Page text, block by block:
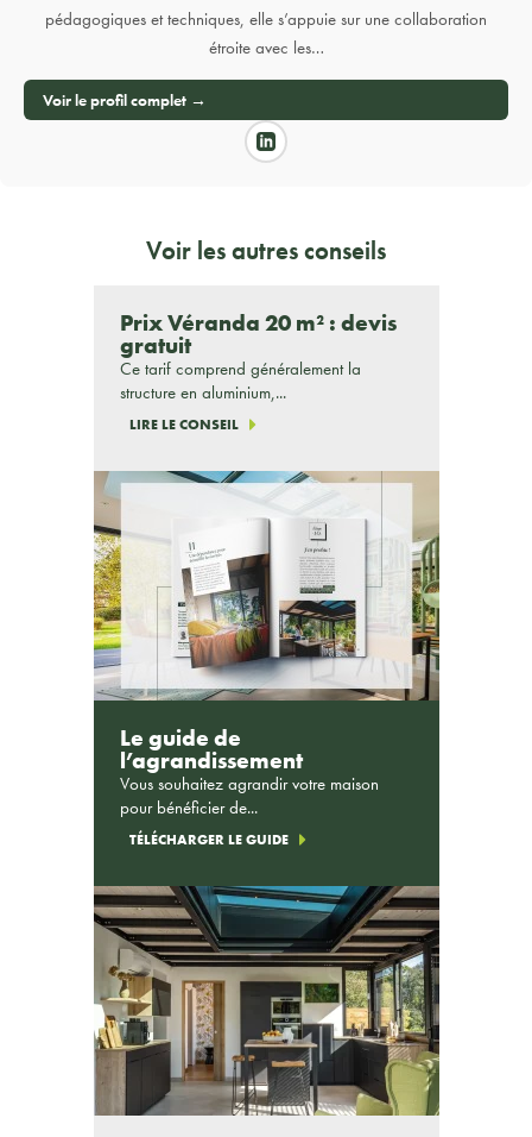
pédagogiques et techniques, elle s’appuie sur une collaboration
étroite avec les…
Voir le profil complet →
Voir les autres conseils
Prix Véranda 20 m² : devis
gratuit
Ce tarif comprend généralement la
structure en aluminium,...
LIRE LE CONSEIL
Le guide de
l’agrandissement
Vous souhaitez agrandir votre maison
pour bénéficier de...
TÉLÉCHARGER LE GUIDE